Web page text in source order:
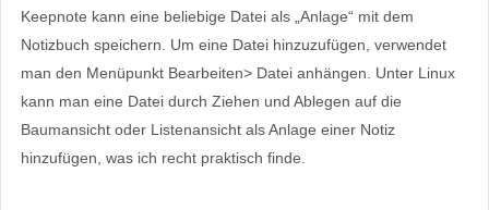
Keepnote kann eine beliebige Datei als „Anlage“ mit dem
Notizbuch speichern. Um eine Datei hinzuzufügen, verwendet
man den Menüpunkt Bearbeiten> Datei anhängen. Unter Linux
kann man eine Datei durch Ziehen und Ablegen auf die
Baumansicht oder Listenansicht als Anlage einer Notiz
hinzufügen, was ich recht praktisch finde.